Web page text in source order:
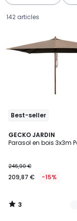
142 articles
Best-seller
GECKO JARDIN
Parasol en bois 3x3m
€
au
de
246,90
246,90 €
209,87 € -15%
3
/
3
Couleurs
3
/